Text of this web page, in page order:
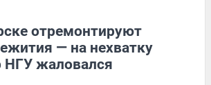
отремонтируют
— на нехватку
НГУ жаловался